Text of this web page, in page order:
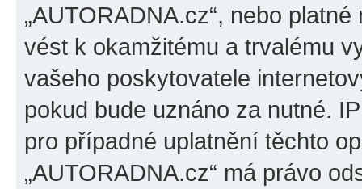
„AUTORADNA.cz“, nebo
vést k okamžitému a trvalému
vašeho poskytovatele
pokud bude uznáno za nutné.
pro případné uplatnění těchto
„AUTORADNA.cz“ má právo